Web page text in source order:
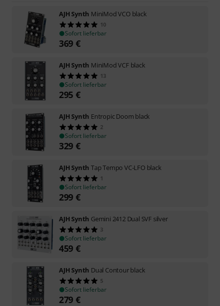
AJH Synth MiniMod VCO black
10
Sofort lieferbar
369 €
AJH Synth MiniMod VCF black
13
Sofort lieferbar
295 €
AJH Synth Entropic Doom black
2
Sofort lieferbar
329 €
AJH Synth Tap Tempo VC-LFO black
1
Sofort lieferbar
299 €
AJH Synth Gemini 2412 Dual SVF silver
3
Sofort lieferbar
459 €
AJH Synth Dual Contour black
5
Sofort lieferbar
279 €